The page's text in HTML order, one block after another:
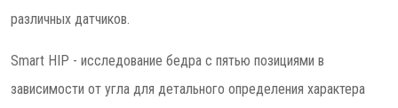
различных датчиков.
Smart HIP - исследование бедра с пятью позициями в
зависимости от угла для детального определения характера